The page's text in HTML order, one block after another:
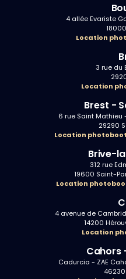
4 allée Evariste
Location
3 rue du
Location
Brest -
6 rue Saint Mathieu
29290
Location
Brive-
312 rue
19600 Saint-
Location
4 avenue de
14200
Location
Cahors
Cadurcia - ZAE